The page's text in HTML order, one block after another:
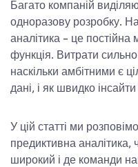
Багато компаній
одноразову розробку.
аналітика - це постійна
функція. Витрати
наскільки амбітними є
дані, і як швидко
У цій статті ми
предиктивна аналітика,
широкий і де команди